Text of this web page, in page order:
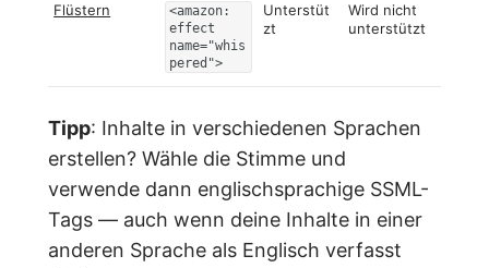
Flüstern
<amazon:
effect
name="whis
pered">
Unterstüt
zt
Wird nicht
unterstützt
Tipp: Inhalte in verschiedenen Sprachen
erstellen? Wähle die Stimme und
verwende dann englischsprachige SSML-
Tags — auch wenn deine Inhalte in einer
anderen Sprache als Englisch verfasst